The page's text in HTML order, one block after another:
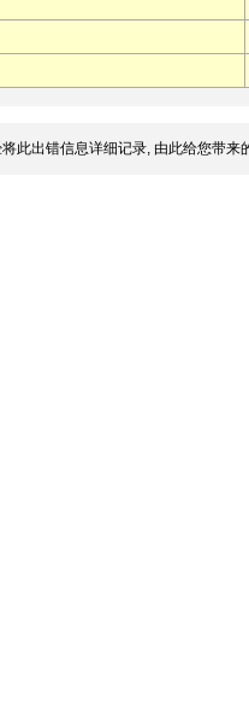
此出错信息详细记录, 由此给您带来